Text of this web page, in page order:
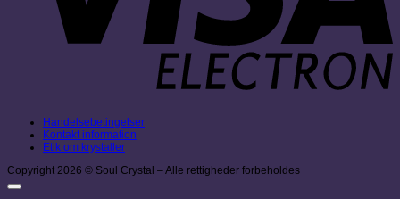
Handelsebetingelser
Kontakt information
Etik om krystaller
Copyright 2026 © Soul Crystal – Alle rettigheder forbeholdes